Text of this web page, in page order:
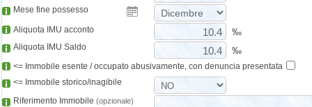
Mese fine possesso
Aliquota IMU acconto ‰
Aliquota IMU Saldo ‰
<= Immobile esente / occupato abusivamente, con denuncia presentata
<= Immobile storico/inagibile
Riferimento Immobile (opzionale)